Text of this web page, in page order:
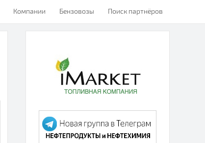
Компании Бензовозы Поиск партнёров